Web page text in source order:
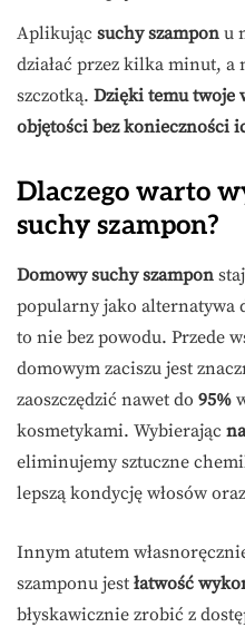
Aplikując suchy szampon u
działać przez kilka minut, a
szczotką. Dzięki temu twoje
objętości bez konieczności
Dlaczego warto
suchy szampon?
Domowy suchy szampon
popularny jako alternatywa
to nie bez powodu. Przede
domowym zaciszu jest
zaoszczędzić nawet do 95%
kosmetykami. Wybierając
eliminujemy sztuczne
lepszą kondycję włosów
Innym atutem
szamponu jest łatwość
błyskawicznie zrobić z